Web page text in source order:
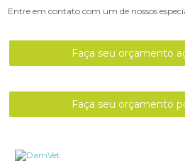
Entre em contato com um de nossos
Faça seu orçamento
Faça seu orçamento